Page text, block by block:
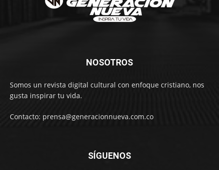
NOSOTROS
Somos un revista digital cultural con enfoque cristiano, nos
gusta inspirar tu vida.
Contacto: prensa@generacionnueva.com.co
SÍGUENOS